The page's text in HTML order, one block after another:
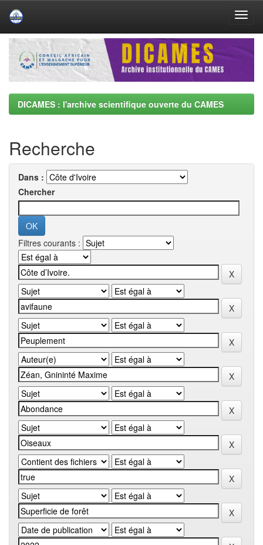
Skip
navigation
DICAMES : l'archive scientifique ouverte du CAMES
Recherche
Dans :
Chercher
Filtres courants :